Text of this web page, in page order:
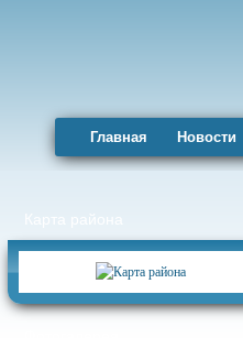
Главная Новости
Карта района